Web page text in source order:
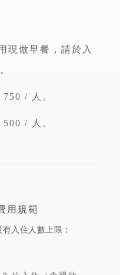
現做早餐，請於入
/ 人。
/ 人。
用規範
入住人數上限：